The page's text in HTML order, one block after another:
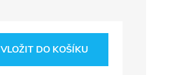
VLOŽIT DO KOŠÍKU